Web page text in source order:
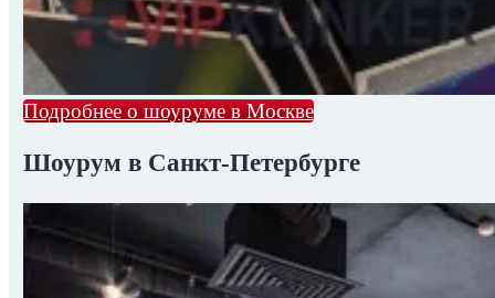
Подробнее о шоуруме в Москве
Шоурум в Санкт-Петербурге